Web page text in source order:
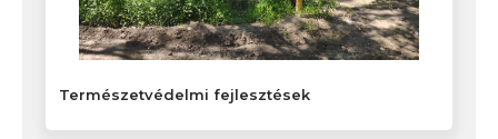
Természetvédelmi fejlesztések